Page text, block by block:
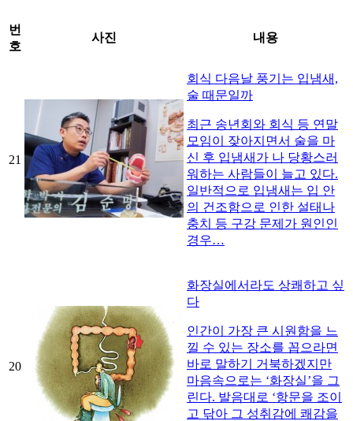
번
호
사진 내용
21
회식 다음날 풍기는 입냄새,
술 때문일까
최근 송년회와 회식 등 연말
모임이 잦아지면서 술을 마
신 후 입냄새가 나 당황스러
워하는 사람들이 늘고 있다.
일반적으로 입냄새는 입 안
의 건조함으로 인한 설태나
충치 등 구강 문제가 원인인
경우…
20
화장실에서라도 상쾌하고 싶
다
인간이 가장 큰 시원함을 느
낄 수 있는 장소를 꼽으라면
바로 말하기 거북하겠지만
마음속으로는 ‘화장실’을 그
린다. 발음대로 ‘항문을 조이
고 닦아 그 성취감에 쾌감을